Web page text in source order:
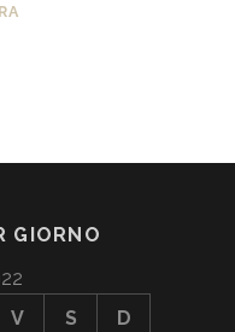
GIORNO
V S D